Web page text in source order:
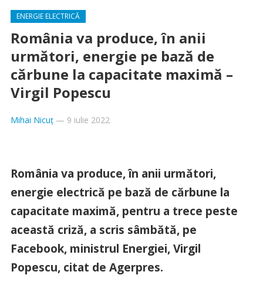
ENERGIE ELECTRICĂ
România va produce, în anii
următori, energie pe bază de
cărbune la capacitate maximă –
Virgil Popescu
Mihai Nicuț— 9 iulie 2022
România va produce, în anii următori,
energie electrică pe bază de cărbune la
capacitate maximă, pentru a trece peste
această criză, a scris sâmbătă, pe
Facebook, ministrul Energiei, Virgil
Popescu, citat de Agerpres.